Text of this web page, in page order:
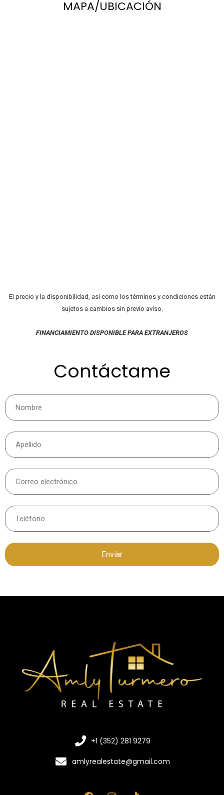
MAPA/UBICACIÓN
El precio y la disponibilidad, así como los términos y condiciones están
sujetos a cambios sin previo aviso.
FINANCIAMIENTO DISPONIBLE PARA EXTRANJEROS
Contáctame
Enviar
+1 (352) 281 9279
amlyrealestate@gmail.com